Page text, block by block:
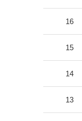
16
15
14
13